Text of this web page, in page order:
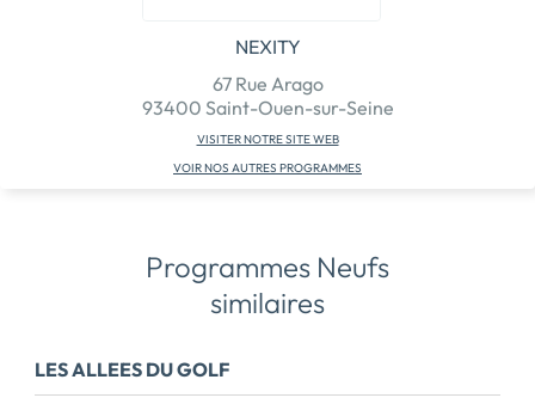
NEXITY
67 Rue Arago
93400 Saint-Ouen-sur-Seine
VISITER NOTRE SITE WEB
VOIR NOS AUTRES PROGRAMMES
Programmes Neufs
similaires
LES ALLEES DU GOLF